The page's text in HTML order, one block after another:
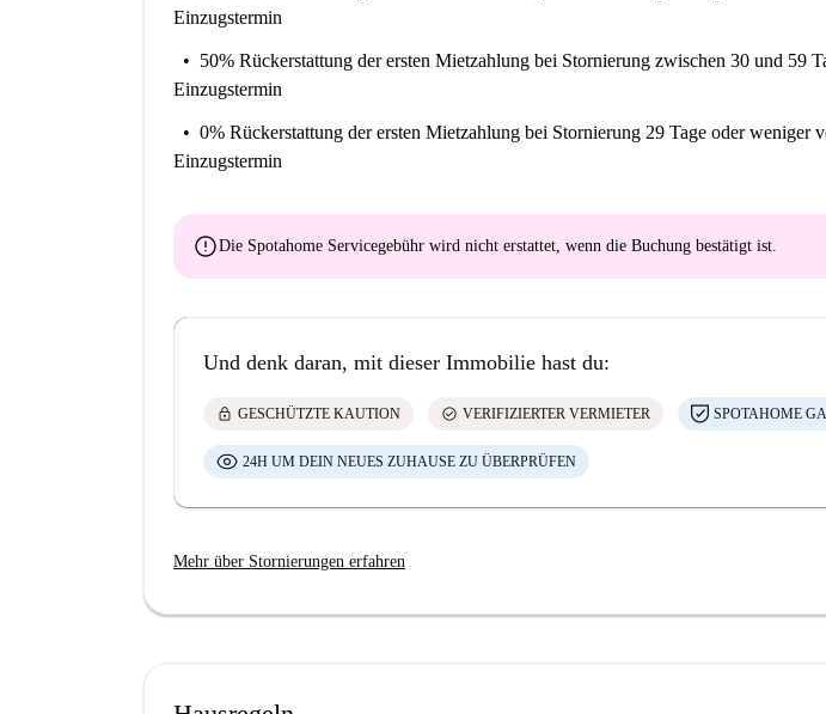
Einzugstermin
50% Rückerstattung der ersten Mietzahlung bei Stornierung zwischen 30 und 59
Einzugstermin
0% Rückerstattung der ersten Mietzahlung bei Stornierung 29 Tage oder weniger
Einzugstermin
errorDie Spotahome Servicegebühr wird nicht erstattet , wenn die Buchung bestätigt ist.
Und denk daran, mit dieser Immobilie hast du:
lock GESCHÜTZTE KAUTION check_circle VERIFIZIERTER VERMIETER SPOTAHOME
24H UM DEIN NEUES ZUHAUSE ZU ÜBERPRÜFEN
Mehr über Stornierungen erfahren